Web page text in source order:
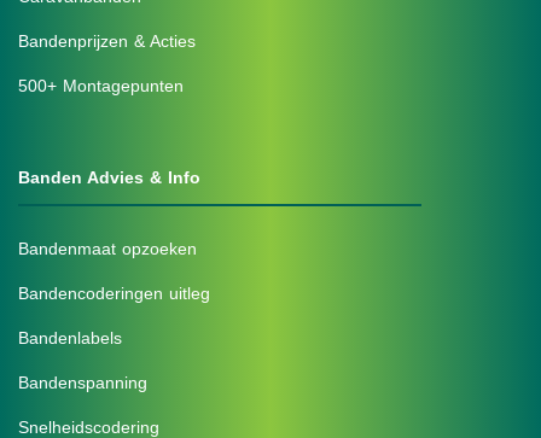
Bandenprijzen & Acties
500+ Montagepunten
Banden Advies & Info
Bandenmaat opzoeken
Bandencoderingen uitleg
Bandenlabels
Bandenspanning
Snelheidscodering